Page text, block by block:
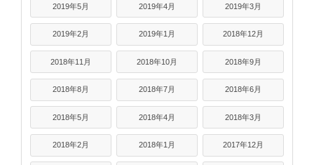
2019年5月 2019年4月 2019年3月
2019年2月 2019年1月 2018年12月
2018年11月 2018年10月 2018年9月
2018年8月 2018年7月 2018年6月
2018年5月 2018年4月 2018年3月
2018年2月 2018年1月 2017年12月